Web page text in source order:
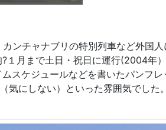
チャナブリの特別列車など外国
月まで土日・祝日に運行(2004年
スケジュールなどを書いたパンフ
にしない）といった雰囲気でし